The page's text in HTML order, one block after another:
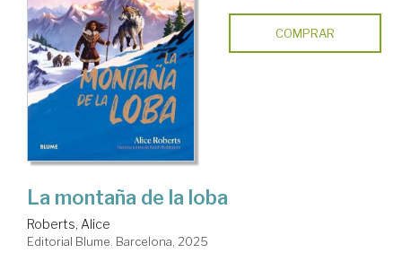
COMPRAR
La montaña de la loba
Roberts, Alice
Editorial Blume. Barcelona, 2025